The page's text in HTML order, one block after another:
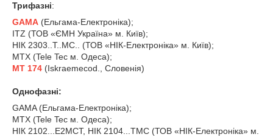
Трифазні:
GAMA (Ельгама-Електроніка);
ITZ (ТОВ «ЄМН Україна» м. Київ);
НІК 2303..Т..МС.. (ТОВ «НІК-Електроніка» м. Київ);
MTX (Tele Tec м. Одеса);
МТ 174 (Iskraemecod., Словенія)
Однофазні:
GAMA (Ельгама-Електроніка);
MTX (Tele Tec м. Одеса);
НІК 2102...Е2МСТ, НІК 2104...ТМС (ТОВ «НІК-Електроніка» м.